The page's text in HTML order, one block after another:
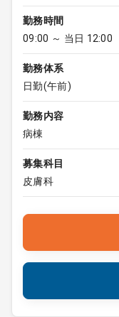
勤務時間
09:00 ～ 当日 12:00
勤務体系
日勤(午前)
勤務内容
病棟
募集科目
皮膚科